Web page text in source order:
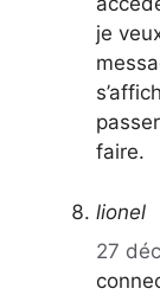
je
faire.
lionel
27